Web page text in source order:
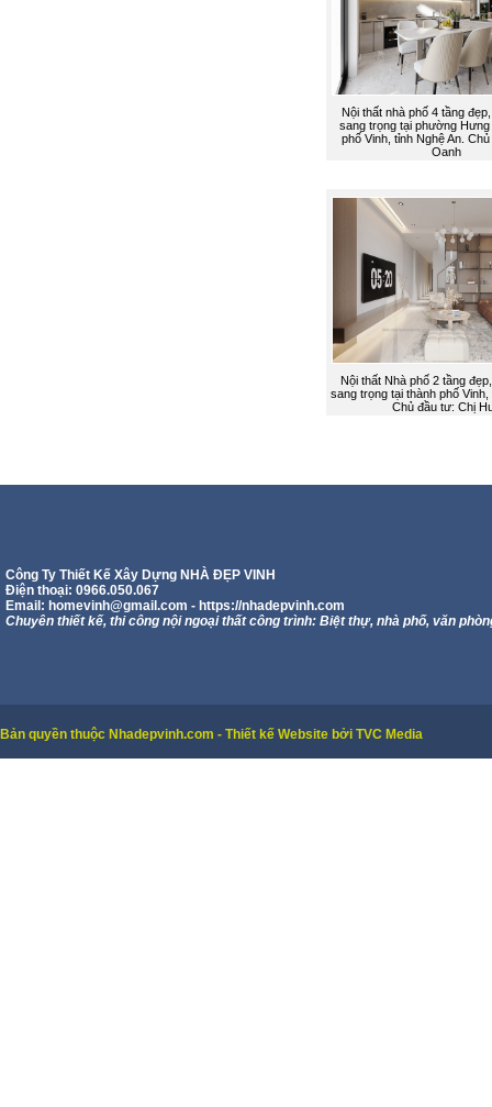
Nội thất nhà phố 4 tầng
sang trọng tại phường Hưng
phố Vinh, tỉnh Nghệ An.
Oanh
Nội thất Nhà phố 2 tầng
sang trọng tại thành phố Vinh,
Chủ đầu tư: Chị
Công Ty Thiết Kế Xây Dựng NHÀ ĐẸP VINH
Điện thoại: 0966.050.067
Email: homevinh@gmail.com - https://nhadepvinh.com
Chuyên thiết kế, thi công nội ngoại thất công trình: Biệt thự, nhà phố, văn
Bản quyền thuộc Nhadepvinh.com - Thiết kế Website bởi TVC Media